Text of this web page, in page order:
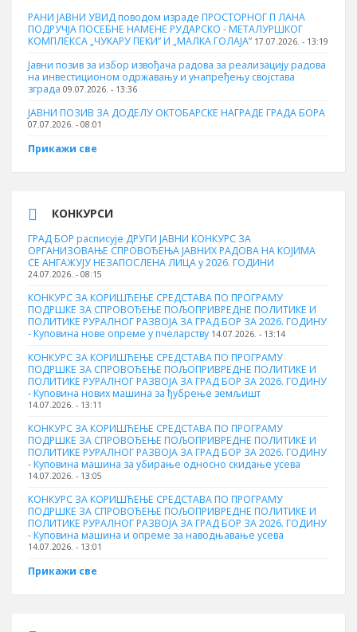
РАНИ ЈАВНИ УВИД поводом израде ПРОСТОРНОГ П ЛАНА
ПОДРУЧЈА ПОСЕБНЕ НАМЕНЕ РУДАРСКО - МЕТАЛУРШКОГ
КОМПЛЕКСА „ЧУКАРУ ПЕКИ” И „МАЛКА ГОЛАЈА” 17.07.2026. - 13:19
Јавни позив за избор извођача радова за реализацију радова
на инвестиционом одржавању и унапређењу својстава
зграда 09.07.2026. - 13:36
ЈАВНИ ПОЗИВ ЗА ДОДЕЛУ ОКТOБАРСКЕ НАГРАДЕ ГРАДА БОРА
07.07.2026. - 08:01
Прикажи све
КОНКУРСИ
ГРАД БОР расписује ДРУГИ ЈАВНИ КОНКУРС ЗА
ОРГАНИЗОВАЊЕ СПРОВОЂЕЊА ЈАВНИХ РАДОВА НА КОЈИМА
СЕ АНГАЖУЈУ НЕЗАПОСЛЕНА ЛИЦА у 2026. ГОДИНИ
24.07.2026. - 08:15
КОНКУРС ЗА КОРИШЋЕЊЕ СРЕДСТАВА ПО ПРОГРАМУ
ПОДРШКЕ ЗА СПРОВОЂЕЊЕ ПОЉОПРИВРЕДНЕ ПОЛИТИКЕ И
ПОЛИТИКЕ РУРАЛНОГ РАЗВОЈА ЗА ГРАД БОР ЗА 2026. ГОДИНУ
- Куповина нове опреме у пчеларству 14.07.2026. - 13:14
КОНКУРС ЗА КОРИШЋЕЊЕ СРЕДСТАВА ПО ПРОГРАМУ
ПОДРШКЕ ЗА СПРОВОЂЕЊЕ ПОЉОПРИВРЕДНЕ ПОЛИТИКЕ И
ПОЛИТИКЕ РУРАЛНОГ РАЗВОЈА ЗА ГРАД БОР ЗА 2026. ГОДИНУ
- Куповина нових машина за ђубрење земљишт
14.07.2026. - 13:11
КОНКУРС ЗА КОРИШЋЕЊЕ СРЕДСТАВА ПО ПРОГРАМУ
ПОДРШКЕ ЗА СПРОВОЂЕЊЕ ПОЉОПРИВРЕДНЕ ПОЛИТИКЕ И
ПОЛИТИКЕ РУРАЛНОГ РАЗВОЈА ЗА ГРАД БОР ЗА 2026. ГОДИНУ
- Куповинa машина за убирање односно скидање усева
14.07.2026. - 13:05
КОНКУРС ЗА КОРИШЋЕЊЕ СРЕДСТАВА ПО ПРОГРАМУ
ПОДРШКЕ ЗА СПРОВОЂЕЊЕ ПОЉОПРИВРЕДНЕ ПОЛИТИКЕ И
ПОЛИТИКЕ РУРАЛНОГ РАЗВОЈА ЗА ГРАД БОР ЗА 2026. ГОДИНУ
- Куповина машина и опреме за наводњавање усева
14.07.2026. - 13:01
Прикажи све